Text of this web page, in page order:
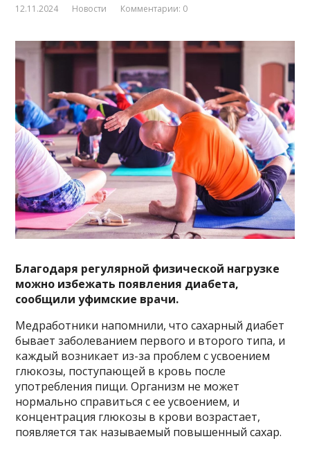
12.11.2024 Новости Комментарии: 0
Благодаря регулярной физической нагрузке
можно избежать появления диабета,
сообщили уфимские врачи.
Медработники напомнили, что сахарный диабет
бываетзаболеванием первого и второго типа, и
каждый возникает из-за проблем с усвоением
глюкозы, поступающей в кровь после
употребления пищи. Организм не может
нормально справиться с ее усвоением, и
концентрация глюкозы в крови возрастает,
появляется так называемый повышенный сахар.